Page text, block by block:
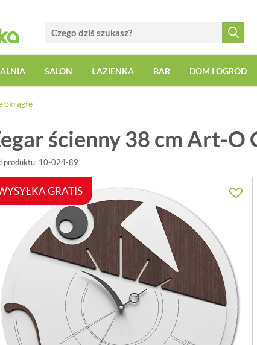
SALON ŁAZIENKA BAR DOM I OGRÓD
okrągłe
ścienny 38 cm Art-O
produktu: 10-024-89
GRATIS